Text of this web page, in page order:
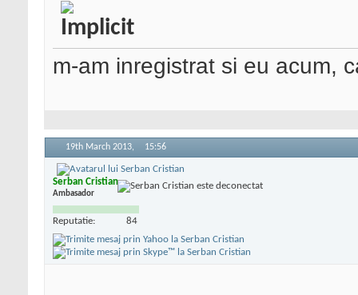
m-am inregistrat si eu acum,
19th March 2013, 15:56
Serban Cristian
Ambasador
Reputatie: 84